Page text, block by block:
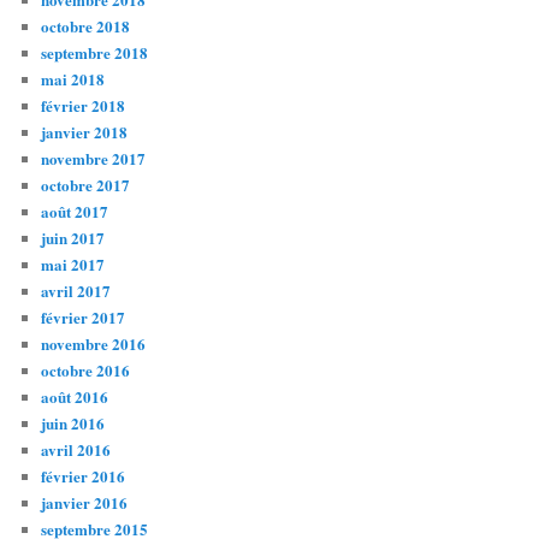
octobre 2018
septembre 2018
mai 2018
février 2018
janvier 2018
novembre 2017
octobre 2017
août 2017
juin 2017
mai 2017
avril 2017
février 2017
novembre 2016
octobre 2016
août 2016
juin 2016
avril 2016
février 2016
janvier 2016
septembre 2015